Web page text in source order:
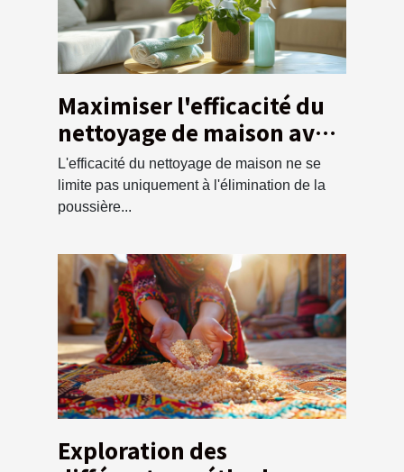
Maximiser l'efficacité du
nettoyage de maison avec
un service de débarras
écologique
L'efficacité du nettoyage de maison ne se
limite pas uniquement à l'élimination de la
poussière...
Exploration des